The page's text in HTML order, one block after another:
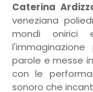
Caterina
veneziana
mondi onirici
parole e messe
con le
sonoro che